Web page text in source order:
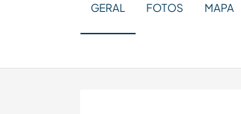
GERAL FOTOS MAPA